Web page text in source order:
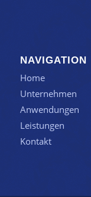
NAVIGATION
Home
Unternehmen
Anwendungen
Leistungen
Kontakt